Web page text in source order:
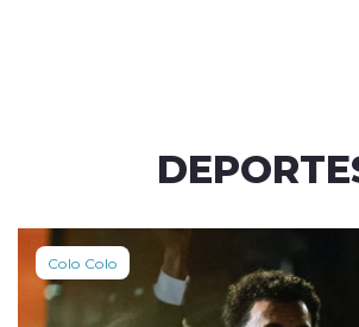
Colo Colo